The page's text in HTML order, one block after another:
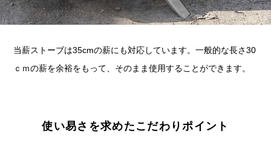
当薪ストーブは35cmの薪にも対応しています。一般的な長さ30
ｃｍの薪を余裕をもって、そのまま使用することができます。
使い易さを求めたこだわりポイント